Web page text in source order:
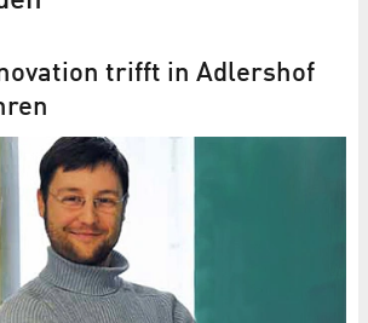
trifft in Adlershof